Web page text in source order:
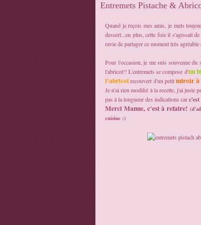
Entremets Pistache &
Quand je reçois mes amis, je mets
dessert...en plus, cette fois il s'agissait de
ravie de partager ce moment très
Pour l'occasion, je me suis souvenue du
l'abricot!! L'entremets se compose d'un
l'abricotrecouvert d'un petitmiroir
Je n'ai rien modifié à la recette, j'ai juste
pas à la longueur des indications car
Merci Manue, c'est à refaire!
cuisine :)